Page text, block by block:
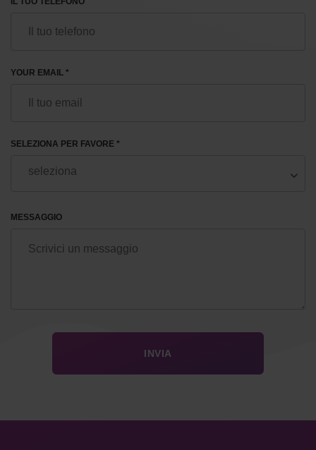
YOUR EMAIL *
SELEZIONA PER FAVORE *
MESSAGGIO